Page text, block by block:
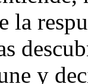
la
y